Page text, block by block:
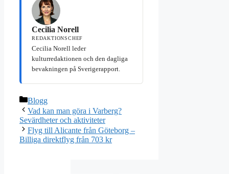
Cecilia Norell
REDAKTIONSCHEF
Cecilia Norell leder
kulturredaktionen och den dagliga
bevakningen på Sverigerapport.
Kategorier
Blogg
Vad kan man göra i Varberg?
Sevärdheter och aktiviteter
Flyg till Alicante från Göteborg –
Billiga direktflyg från 703 kr